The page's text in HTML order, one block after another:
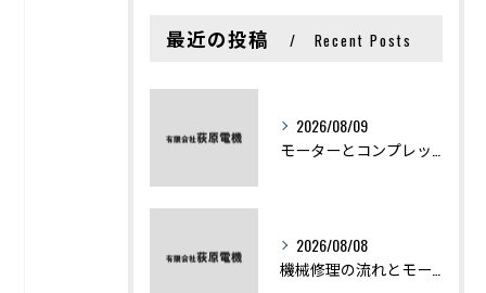
最近の投稿 Recent Posts
2026/08/09
2026/08/08